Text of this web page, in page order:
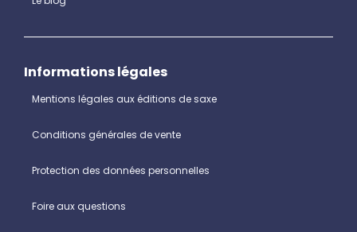
Informations légales
Mentions légales aux éditions de saxe
Conditions générales de vente
Protection des données personnelles
Foire aux questions